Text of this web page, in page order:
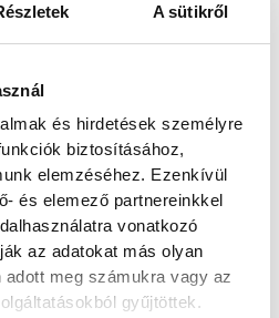
A sütikről
és hirdetések személyre
biztosításához,
elemzéséhez. Ezenkívül
és elemező partnereinkkel
vonatkozó
az adatokat más olyan
meg számukra vagy az
gyűjtöttek.